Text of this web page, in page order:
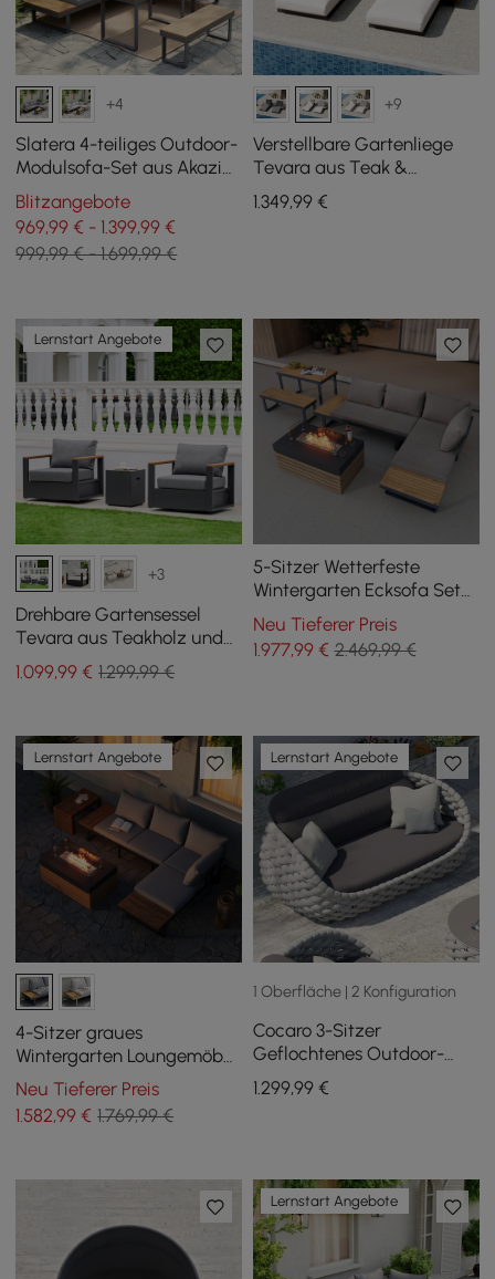
+4
Slatera 4-teiliges Outdoor-
Modulsofa-Set aus Akazie
& Aluminium in Dunkelgrau
Blitzangebote
969,99 € - 1.399,99 €
999,99 € - 1.699,99 €
+9
Verstellbare Gartenliege
Tevara aus Teak &
Aluminium in Weiß, 2er Set
1.349,99€
Lernstart Angebote
+3
Drehbare Gartensessel
Tevara aus Teakholz und
Aluminium in Grau 2er-Set
1.099,99 € 1.299,99 €
5-Sitzer Wetterfeste
Wintergarten Ecksofa Set
aus Aluminium & Teakholz
mit Feuerstelle
Neu Tieferer Preis
1.977,99€ 2.469,99 €
Lernstart Angebote
4-Sitzer graues
Wintergarten Loungemöbel
mit Ecksofa und Feuerstelle
Neu Tieferer Preis
1.582,99 € 1.769,99 €
Lernstart Angebote
1 Oberfläche | 2 Konfiguration
Cocaro 3-Sitzer
Geflochtenes Outdoor-
Sofa Patio-Couch in Grau
Kissen & Kissen inbegriffen
1.299,99€
Lernstart Angebote